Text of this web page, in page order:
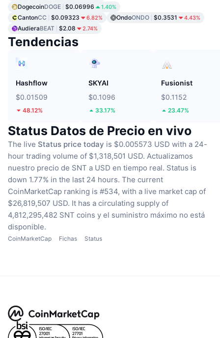
DogecoinDOGE $0.06996 1.40%
CantonCC $0.09323 6.82% OndoONDO $0.3531 4.43%
AudieraBEAT $2.08 2.74%
Tendencias
Hashflow
$0.01509
48.12%
SKYAI
$0.1096
33.17%
Fusionist
$0.1152
23.47%
Status Datos de Precio en vivo
The live Status price today is $0.005573 USD with a 24-
hour trading volume of $1,318,501 USD. Actualizamos
nuestro precio de SNT a USD en tiempo real. Status is
down 1.77% in the last 24 hours. The current
CoinMarketCap ranking is #534, with a live market cap of
$26,819,507 USD. It has a circulating supply of
4,812,295,482 SNT coins y el suministro máximo no está
disponible.
CoinMarketCap Fichas Status